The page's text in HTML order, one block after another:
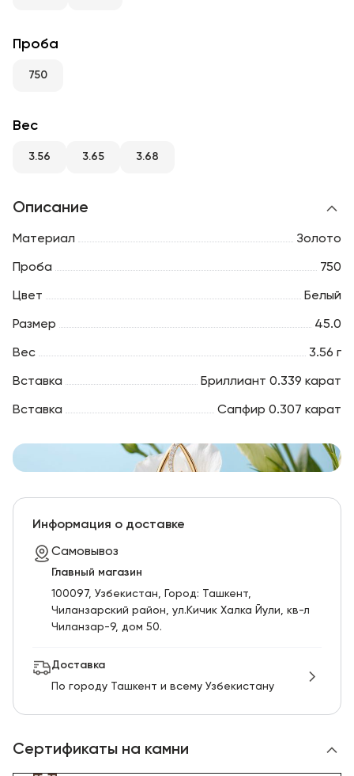
Проба
750
Вес
3.56 3.65 3.68
Описание
Материал Золото
Проба 750
Цвет Белый
Размер 45.0
Вес 3.56 г
Вставка Бриллиант 0.339 карат
Вставка Сапфир 0.307 карат
Информация о доставке
Самовывоз
Главный магазин
100097, Узбекистан, Город: Ташкент,
Чиланзарский pайон, ул.Кичик Халка Йули, кв-л
Чиланзар-9, дом 50.
Доставка
По городу Ташкент и всему Узбекистану
Сертификаты на камни